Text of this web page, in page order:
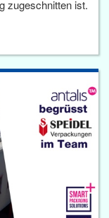
zugeschnitten ist.